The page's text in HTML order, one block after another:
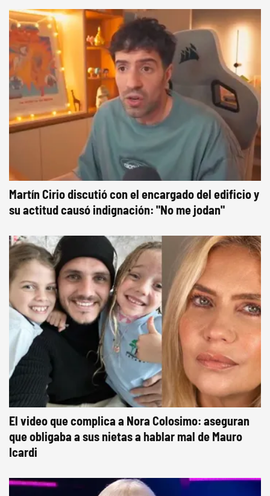
Martín Cirio discutió con el encargado del edificio y
su actitud causó indignación: "No me jodan"
El video que complica a Nora Colosimo: aseguran
que obligaba a sus nietas a hablar mal de Mauro
Icardi